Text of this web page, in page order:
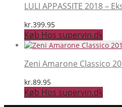
LULI APPASSITE 2018 –
kr.399.95
Køb Hos supervin.dk
Zeni Amarone Classico
kr.89.95
Køb Hos supervin.dk